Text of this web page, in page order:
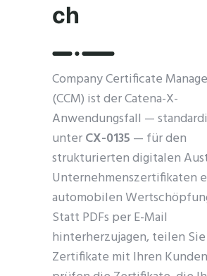
ch
Company Certificate
(CCM) ist der Catena-X-
Anwendungsfall —
unterCX-0135 — für den
strukturierten digitalen
Unternehmenszertifikaten
automobilen
Statt PDFs per E-Mail
hinterherzujagen, teilen Sie
Zertifikate mit Ihren